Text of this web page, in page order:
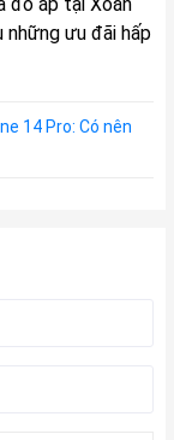
những ưu đãi hấp
14 Pro: Có nên